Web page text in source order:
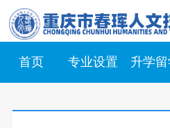
首页 专业设置 升学留
首